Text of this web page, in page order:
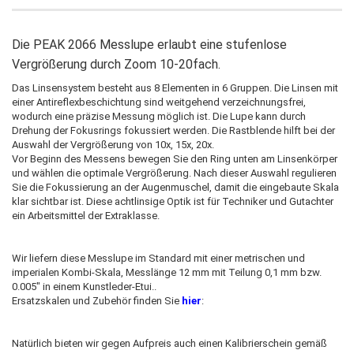
Die PEAK 2066 Messlupe erlaubt eine stufenlose
Vergrößerung durch Zoom 10-20fach.
Das Linsensystem besteht aus 8 Elementen in 6 Gruppen. Die Linsen mit
einer Antireflexbeschichtung sind weitgehend verzeichnungsfrei,
wodurch eine präzise Messung möglich ist. Die Lupe kann durch
Drehung der Fokusrings fokussiert werden. Die Rastblende hilft bei der
Auswahl der Vergrößerung von 10x, 15x, 20x.
Vor Beginn des Messens bewegen Sie den Ring unten am Linsenkörper
und wählen die optimale Vergrößerung. Nach dieser Auswahl regulieren
Sie die Fokussierung an der Augenmuschel, damit die eingebaute Skala
klar sichtbar ist. Diese achtlinsige Optik ist für Techniker und Gutachter
ein Arbeitsmittel der Extraklasse.
Wir liefern diese Messlupe im Standard mit einer metrischen und
imperialen Kombi-Skala, Messlänge 12 mm mit Teilung 0,1 mm bzw.
0.005" in einem Kunstleder-Etui..
Ersatzskalen und Zubehör finden Sie hier:
Natürlich bieten wir gegen Aufpreis auch einen Kalibrierschein gemäß